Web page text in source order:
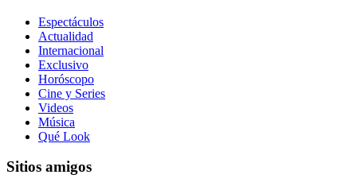
Espectáculos
Actualidad
Internacional
Exclusivo
Horóscopo
Cine y Series
Videos
Música
Qué Look
Sitios amigos